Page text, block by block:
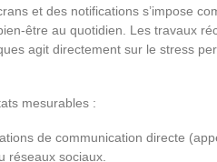
et des notifications s’impose
être au quotidien. Les travaux
agit directement sur le stress
mesurables :
de communication directe
réseaux sociaux.